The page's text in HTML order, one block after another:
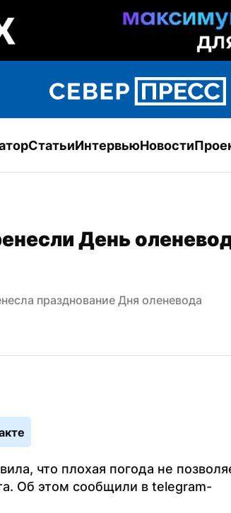
СтатьиИнтервьюНовости
День
празднование Дня оленевода
что плохая погода не
Об этом сообщили в telegram-